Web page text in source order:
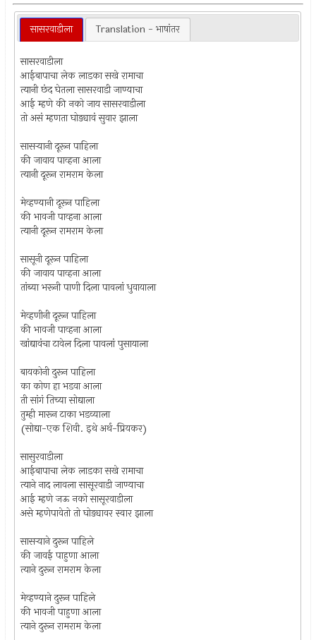
सासरवाडीला Translation - भाषांतर
सासरवाडीला
आईबापाचा लेक लाडका सखे रामाचा
त्यानी छंद घेतला सासरवाडी जाण्याचा
आई म्हणे की नको जाय सासरवाडीला
तो असं म्हणता घोड्यावं सुवार झाला
सासर्‍यानी दूरून पाहिला
की जावाय पाव्हना आला
त्यानी दूरून रामराम केला
मेव्हण्यानी दूरून पाहिला
की भावजी पाव्हना आला
त्यानी दूरून रामराम केला
सासूनी दूरून पाहिला
की जावाय पाव्हना आला
तांब्या भरूनी पाणी दिला पावलां धुवायाला
मेव्हणीनी दूरून पाहिला
की भावजी पाव्हना आला
खांद्यावंचा टावेल दिला पावलां पुसायाला
बायकोनी दुरून पाहिला
का कोण हा भडवा आला
ती सांगं तिच्या सोद्याला
तुम्ही मारून टाका भडव्याला
(सोद्या-एक शिवी. इथे अर्थ-प्रियकर)
सासुरवाडीला
आईबापाचा लेक लाडका सखे रामाचा
त्याने नाद लावला सासूरवाडी जाण्याचा
आई म्हणे जऊ नको सासूरवाडीला
असे म्हणेपावेतो तो घोड्यावर स्वार झाला
सासर्‍याने दुरून पाहिले
की जावई पाहुणा आला
त्याने दुरून रामराम केला
मेव्हण्याने दुरून पाहिले
की भावजी पाहुणा आला
त्याने दुरून रामराम केला